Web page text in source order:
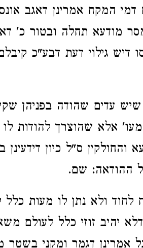
המקח אמרינן דאגב
מודעא תחלה ובטור כ'
דיש גילוי דעת דבע"כ
עדים שהודה בפניהן
אלא שהוצרך להודות לו
והחולקין ס"ל כיון דידעינן
ההודאה: שם.
ולא נתן לו מעות כלל
יהיב זוזי כלל לעולם